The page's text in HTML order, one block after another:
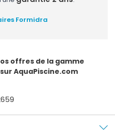
Formidra
offres de la gamme
AquaPiscine.com